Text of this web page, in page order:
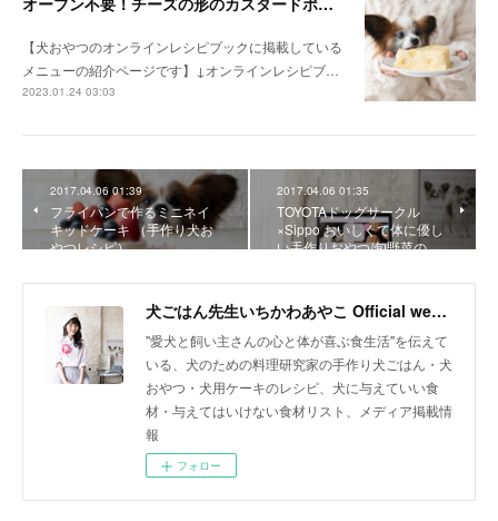
【犬おやつのオンラインレシピブックに掲載している
メニューの紹介ページです】↓オンラインレシピブ…
2023.01.24 03:03
2017.04.06 01:39
フライパンで作るミニネイ
キッドケーキ （手作り犬お
やつレシピ）
2017.04.06 01:35
TOYOTAドッグサークル
×Sippo おいしくて体に優し
い手作りおやつ/旬野菜の…
犬ごはん先生いちかわあやこ Official web site
"愛犬と飼い主さんの心と体が喜ぶ食生活"を伝えて
いる、犬のための料理研究家の手作り犬ごはん・犬
おやつ・犬用ケーキのレシピ、犬に与えていい食
材・与えてはいけない食材リスト、メディア掲載情
報
フォロー